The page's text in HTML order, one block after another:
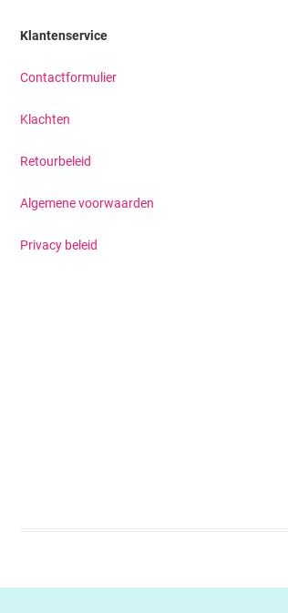
Klantenservice
Contactformulier
Klachten
Retourbeleid
Algemene voorwaarden
Privacy beleid